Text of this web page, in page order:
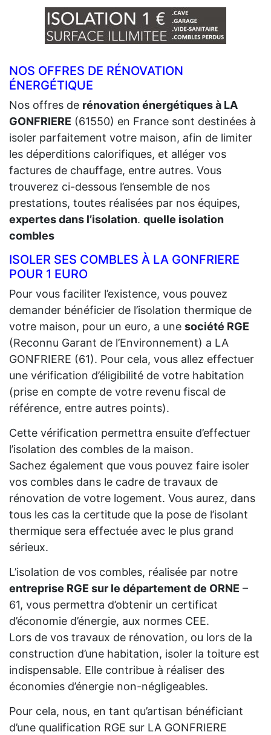
NOS OFFRES DE RÉNOVATION
ÉNERGÉTIQUE
Nos offres de rénovation énergétiques à LA
GONFRIERE (61550) en France sont destinées à
isoler parfaitement votre maison, afin de limiter
les déperditions calorifiques, et alléger vos
factures de chauffage, entre autres. Vous
trouverez ci-dessous l’ensemble de nos
prestations, toutes réalisées par nos équipes,
expertes dans l’isolation. quelle isolation
combles
ISOLER SES COMBLES À LA GONFRIERE
POUR 1 EURO
Pour vous faciliter l’existence, vous pouvez
demander bénéficier de l’isolation thermique de
votre maison, pour un euro, a une société RGE
(Reconnu Garant de l’Environnement) a LA
GONFRIERE (61). Pour cela, vous allez effectuer
une vérification d’éligibilité de votre habitation
(prise en compte de votre revenu fiscal de
référence, entre autres points).
Cette vérification permettra ensuite d’effectuer
l’isolation des combles de la maison.
Sachez également que vous pouvez faire isoler
vos combles dans le cadre de travaux de
rénovation de votre logement. Vous aurez, dans
tous les cas la certitude que la pose de l’isolant
thermique sera effectuée avec le plus grand
sérieux.
L’isolation de vos combles, réalisée par notre
entreprise RGE sur le département de ORNE –
61, vous permettra d’obtenir un certificat
d’économie d’énergie, aux normes CEE.
Lors de vos travaux de rénovation, ou lors de la
construction d’une habitation, isoler la toiture est
indispensable. Elle contribue à réaliser des
économies d’énergie non-négligeables.
Pour cela, nous, en tant qu’artisan bénéficiant
d’une qualification RGE sur LA GONFRIERE